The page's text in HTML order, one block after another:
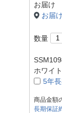
お届け
お届
数量
ホワイ
5年
商品金額
長期保証